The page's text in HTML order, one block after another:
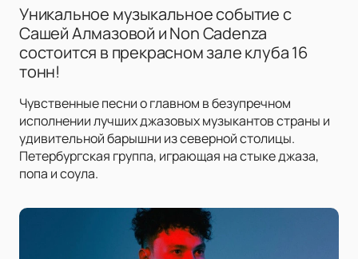
Уникальное музыкальное событие с
Сашей Алмазовой и Non Cadenza
состоится в прекрасном зале клуба 16
тонн!
Чувственные песни о главном в безупречном
исполнении лучших джазовых музыкантов страны и
удивительной барышни из северной столицы.
Петербургская группа, играющая на стыке джаза,
попа и соула.